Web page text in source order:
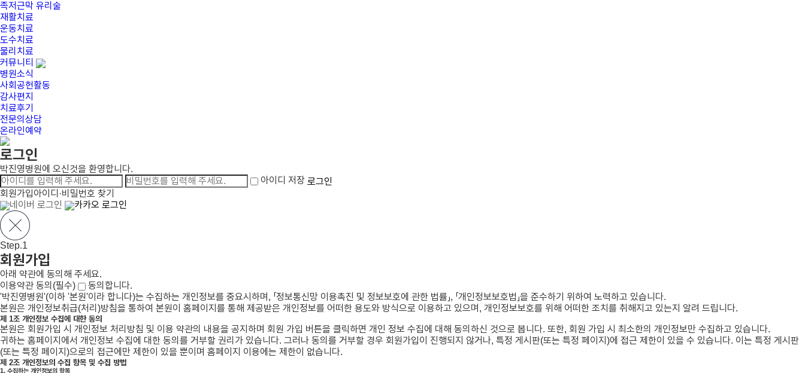
족저근막 유리술
재활치료
운동치료
도수치료
물리치료
커뮤니티
병원소식
사회공헌활동
감사편지
치료후기
전문의상담
온라인예약
로그인
박진영병원에 오신것을 환영합니다.
아이디 저장 로그인
회원가입아이디·비밀번호 찾기
네이버 로그인
카카오 로그인
Step.1
회원가입
아래 약관에 동의해 주세요.
이용약관 동의(필수)
동의합니다.
'박진영병원'(이하 '본원'이라 합니다)는 수집하는 개인정보를 중요시하며, 「정보통신망 이용촉진 및 정보보호에 관한 법률」, 「개인정보보호법」을 준수하기 위하여 노력하고 있습니다.
본원은 개인정보취급(처리)방침을 통하여 본원이 홈페이지를 통해 제공받은 개인정보를 어떠한 용도와 방식으로 이용하고 있으며, 개인정보보호를 위해 어떠한 조치를 취해지고 있는지 알려 드립니다.
제 1조 개인정보 수집에 대한 동의
본원은 회원가입 시 개인정보 처리방침 및 이용 약관의 내용을 공지하며 회원 가입 버튼을 클릭하면 개인 정보 수집에 대해 동의하신 것으로 봅니다. 또한, 회원 가입 시 최소한의 개인정보만 수집하고 있습니다.
귀하는 홈페이지에서 개인정보 수집에 대한 동의를 거부할 권리가 있습니다. 그러나 동의를 거부할 경우 회원가입이 진행되지 않거나, 특정 게시판(또는 특정 페이지)에 접근 제한이 있을 수 있습니다. 이는 특정 게시판
(또는 특정 페이지)으로의 접근에만 제한이 있을 뿐이며 홈페이지 이용에는 제한이 없습니다.
제 2조 개인정보의 수집 항목 및 수집 방법
1. 수집하는 개인정보의 항목